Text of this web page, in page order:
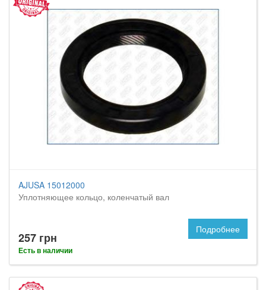
AJUSA 15012000
Уплотняющее кольцо, коленчатый вал
257 грн
Есть в наличии
Подробнее